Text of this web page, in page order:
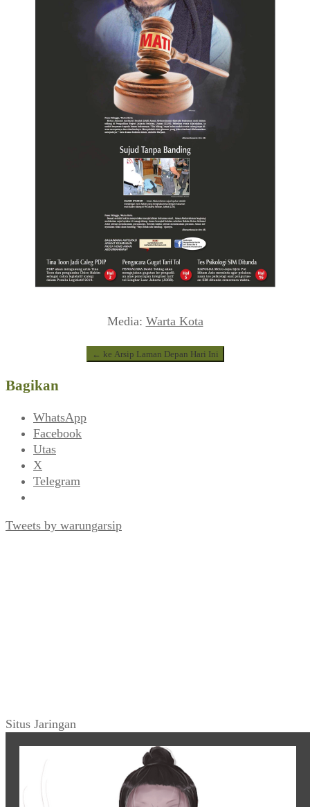
Media: Warta Kota
← ke Arsip Laman Depan Hari Ini
Bagikan
WhatsApp
Facebook
Utas
X
Telegram
Tweets by warungarsip
Situs Jaringan